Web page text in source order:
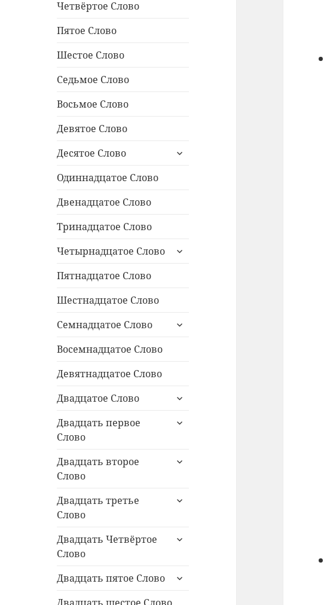
Четвёртое Слово
Пятое Слово
Шестое Слово
Седьмое Слово
Восьмое Слово
Девятое Слово
Десятое Слово
раскрыть
Одиннадцатое Cлово
Двенадцатое Слово
Тринадцатое Слово
Четырнадцатое Слово
раскрыть
Пятнадцатое Слово
Шестнадцатое Слово
Семнадцатое Слово
раскрыть
Восемнадцатое Слово
Девятнадцатое Слово
Двадцатое Слово
раскрыть
меню
Двадцать первое
Слово
раскрыть
Двадцать второе
Слово
раскрыть
Двадцать третье
Слово
раскрыть
Двадцать Четвёртое
Слово
раскрыть
Двадцать пятое Слово
раскрыть
меню